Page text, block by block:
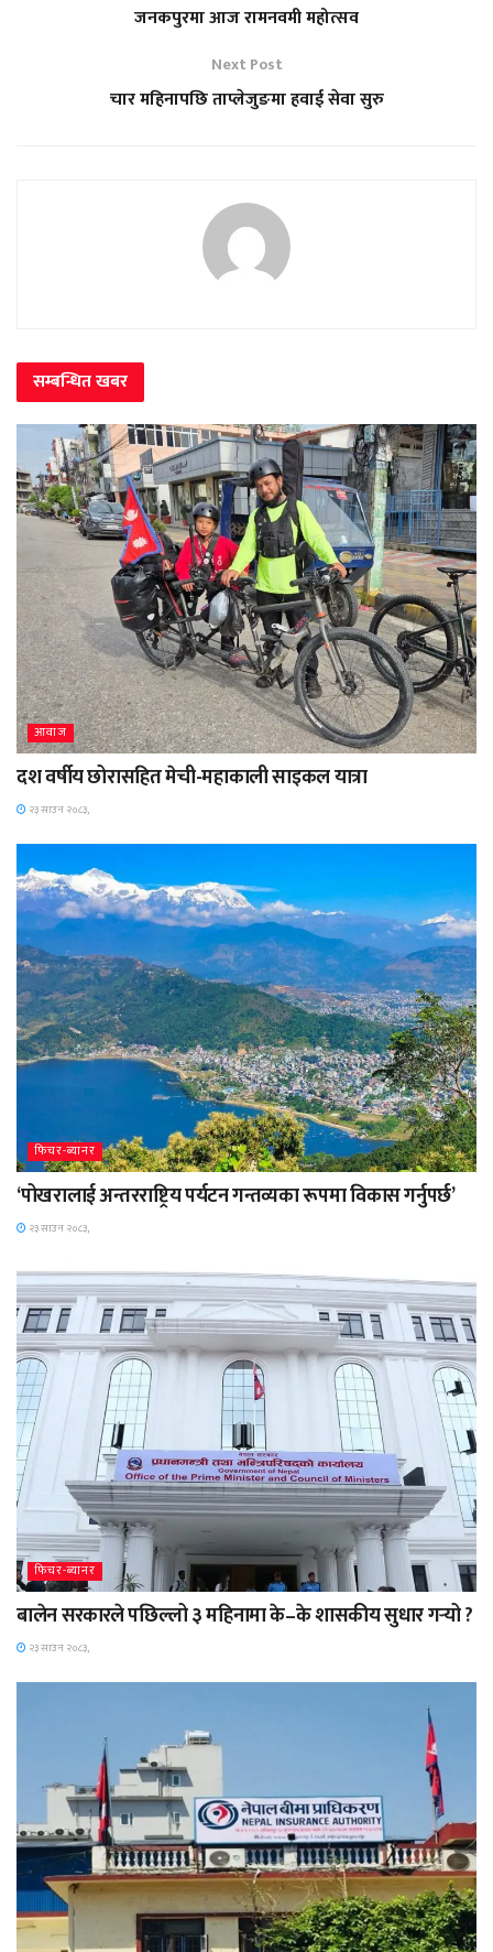
जनकपुरमा आज रामनवमी महोत्सव
Next Post
चार महिनापछि ताप्लेजुङमा हवाई सेवा सुरु
सम्बन्धितखबर
आवाज
दश वर्षीय छोरासहित मेची-महाकाली साइकल यात्रा
२३ साउन २०८३,
फिचर-ब्यानर
‘पोखरालाई अन्तरराष्ट्रिय पर्यटन गन्तव्यका रूपमा विकास गर्नुपर्छ’
२३ साउन २०८३,
फिचर-ब्यानर
बालेन सरकारले पछिल्लो ३ महिनामा के–के शासकीय सुधार गर्‍यो ?
२३ साउन २०८३,